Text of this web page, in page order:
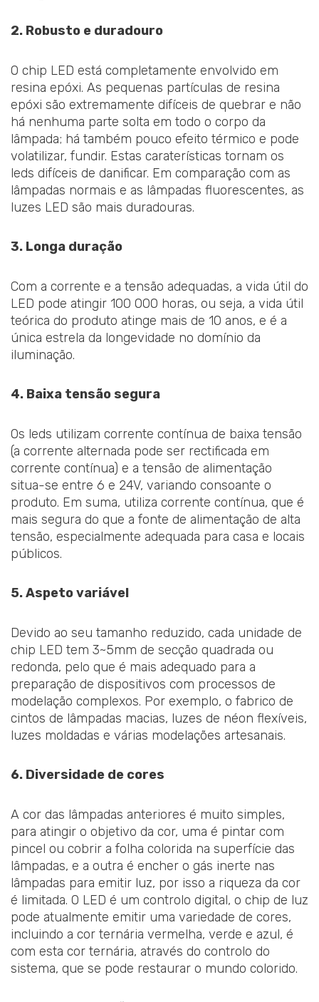
2. Robusto e duradouro
O chip LED está completamente envolvido em
resina epóxi. As pequenas partículas de resina
epóxi são extremamente difíceis de quebrar e não
há nenhuma parte solta em todo o corpo da
lâmpada; há também pouco efeito térmico e pode
volatilizar, fundir. Estas caraterísticas tornam os
leds difíceis de danificar. Em comparação com as
lâmpadas normais e as lâmpadas fluorescentes, as
luzes LED são mais duradouras.
3. Longa duração
Com a corrente e a tensão adequadas, a vida útil do
LED pode atingir 100 000 horas, ou seja, a vida útil
teórica do produto atinge mais de 10 anos, e é a
única estrela da longevidade no domínio da
iluminação.
4. Baixa tensão segura
Os leds utilizam corrente contínua de baixa tensão
(a corrente alternada pode ser rectificada em
corrente contínua) e a tensão de alimentação
situa-se entre 6 e 24V, variando consoante o
produto. Em suma, utiliza corrente contínua, que é
mais segura do que a fonte de alimentação de alta
tensão, especialmente adequada para casa e locais
públicos.
5. Aspeto variável
Devido ao seu tamanho reduzido, cada unidade de
chip LED tem 3~5mm de secção quadrada ou
redonda, pelo que é mais adequado para a
preparação de dispositivos com processos de
modelação complexos. Por exemplo, o fabrico de
cintos de lâmpadas macias, luzes de néon flexíveis,
luzes moldadas e várias modelações artesanais.
6. Diversidade de cores
A cor das lâmpadas anteriores é muito simples,
para atingir o objetivo da cor, uma é pintar com
pincel ou cobrir a folha colorida na superfície das
lâmpadas, e a outra é encher o gás inerte nas
lâmpadas para emitir luz, por isso a riqueza da cor
é limitada. O LED é um controlo digital, o chip de luz
pode atualmente emitir uma variedade de cores,
incluindo a cor ternária vermelha, verde e azul, é
com esta cor ternária, através do controlo do
sistema, que se pode restaurar o mundo colorido.